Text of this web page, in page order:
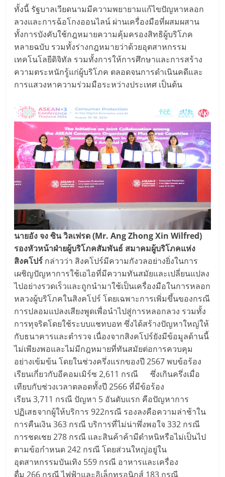
ทั้งนี้ รัฐบาลเวียดนามมีความพยายามแก้ไขปัญหาหลอก
ลวงและการฉ้อโกงออนไลน์ ผ่านเครื่องมือที่ผสมผสาน
ทั้งการบังคับใช้กฎหมายความคุ้มครองสิทธิผู้บริโภค
หลายฉบับ รวมทั้งร่างกฎหมายว่าด้วยอุตสาหกรรม
เทคโนโลยีดิจิทัล รวมทั้งการให้การศึกษาและการสร้าง
ความตระหนักรู้แก่ผู้บริโภค ตลอดจนการดำเนินคดีและ
การแสวงหาความร่วมมือระหว่างประเทศ เป็นต้น
นายอัง จง ซิน วิลเฟรด (Mr. Ang Zhong Xin Wilfred)
รองหัวหน้าฝ่ายผู้บริโภคสัมพันธ์ สมาคมผู้บริโภคแห่ง
สิงคโปร์ กล่าวว่า สิงคโปร์มีความกังวลอย่างยิ่งในการ
เผชิญปัญหาการใช้เอไอที่มีความทันสมัยและเปลี่ยนแปลง
ไปอย่างรวดเร็วและถูกนำมาใช้เป็นเครื่องมือในการหลอก
หลวงผู้บริโภคในสิงคโปร์ โดยเฉพาะการเพิ่มขึ้นของกรณี
การปลอมแปลงเสียงพูดเพื่อนำไปสู่การหลอกลวง รวมทั้ง
การทุจริตโดยใช้ระบบแชทบอท ซึ่งได้สร้างปัญหาใหญ่ให้
กับธนาคารและตำรวจ เนื่องจากสิงคโปร์ยังมีข้อมูลด้านนี้
ไม่เพียงพอและไม่มีกฎหมายที่ทันสมัยต่อการควบคุม
อย่างเข้มข้น โดยในช่วงครึ่งแรกของปี 2567 พบข้อร้อง
เรียนเกี่ยวกับอีคอมเมิร์ซ 2,611 กรณี ซึ่งเกินครึ่งเมื่อ
เทียบกับช่วงเวลาตลอดทั้งปี 2566 ที่มีข้อร้อง
เรียน 3,711 กรณี ปัญหา 5 อันดับแรก คือปัญหาการ
ปฏิเสธจากผู้ให้บริการ 922กรณี รองลงคือความล่าช้าใน
การคืนเงิน 363 กรณี บริการที่ไม่น่าพึ่งพอใจ 332 กรณี
การชดเชย 278 กรณี และสินค้าค้ามีตำหนิหรือไม่เป็นไป
ตามข้อกำหนด 242 กรณี โดยส่วนใหญ่อยู่ใน
อุตสาหกรรมบันเทิง 559 กรณี อาหารและเครื่อง
ดื่ม 266 กรณี ไฟฟ้าและอิเล็กทรอนิกส์ 183 กรณี